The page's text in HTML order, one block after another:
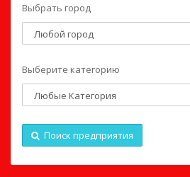
Выбрать город
Выберите категорию
Поиск предприятия